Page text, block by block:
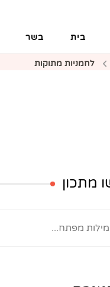
בית בשר
לחמניות מתוקות
מתכון